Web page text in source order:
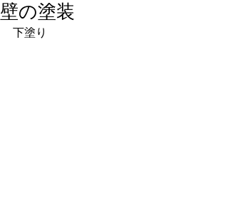
壁の塗装
下塗り